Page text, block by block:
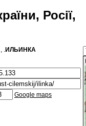
Росії,
.ИЛЬИНКА
Google maps